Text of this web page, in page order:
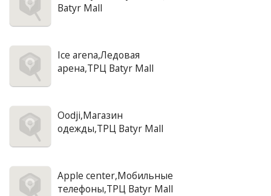
Batyr Mall
Ice arena,Ледовая
арена,ТРЦ Batyr Mall
Oodji,Магазин
одежды,ТРЦ Batyr Mall
Apple center,Мобильные
телефоны,ТРЦ Batyr Mall